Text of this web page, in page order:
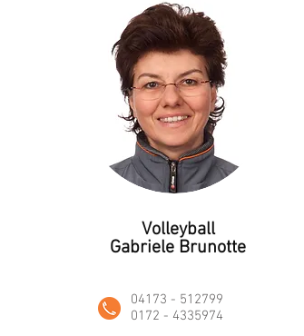
Volleyball
Gabriele Brunotte
04173 - 512799
0172 - 4335974